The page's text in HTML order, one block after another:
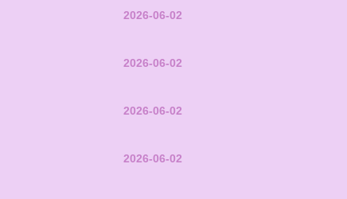
2026-06-02
2026-06-02
2026-06-02
2026-06-02